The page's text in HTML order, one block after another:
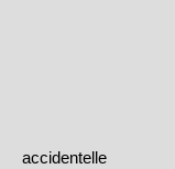
accidentelle